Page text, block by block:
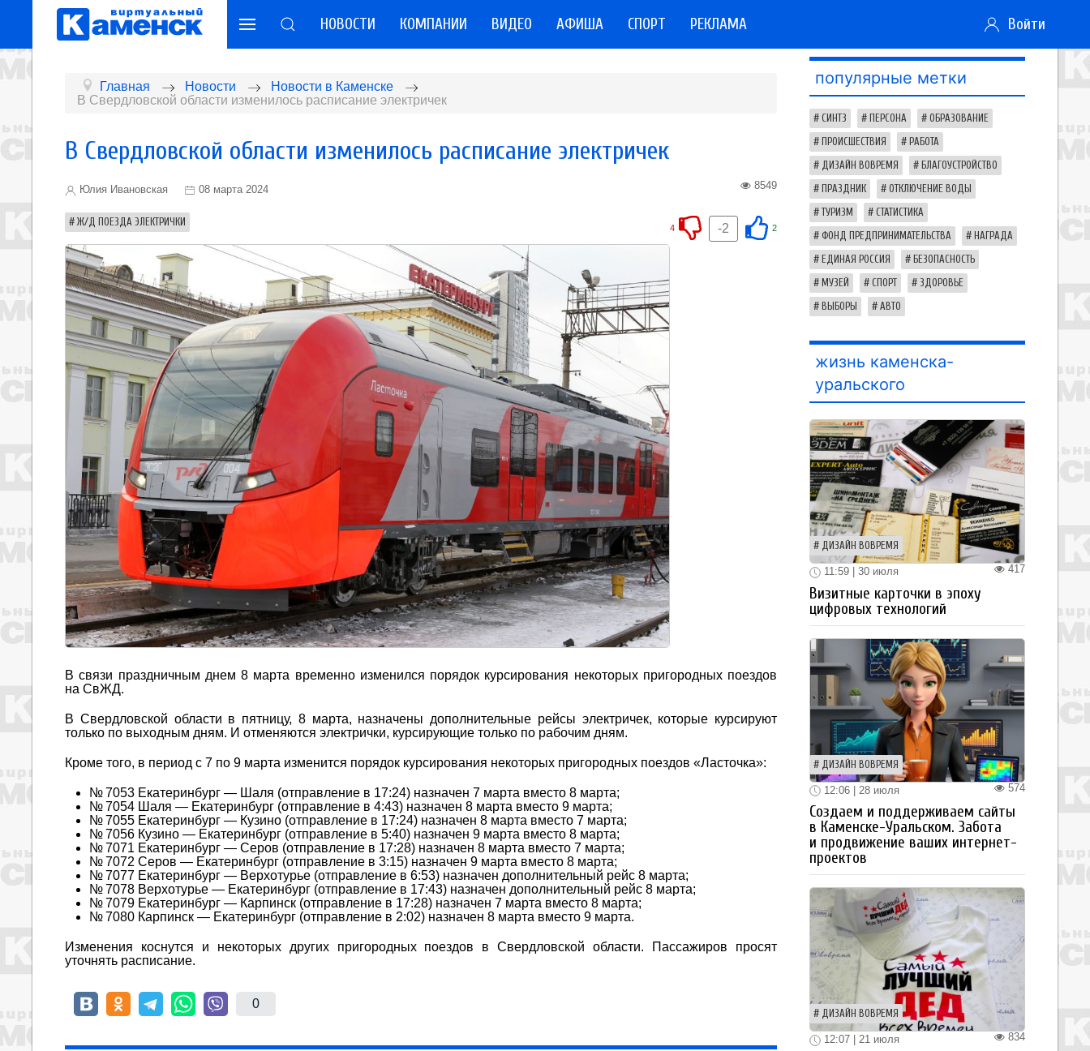
НОВОСТИ КОМПАНИИ ВИДЕО АФИША СПОРТ РЕКЛАМА Войти
Главная Новости
Новости в Каменске
В Свердловской области изменилось расписание электричек
В Свердловской области изменилось расписание электричек
Юлия Ивановская 08 марта 2024 8549
Ж/Д ПОЕЗДА ЭЛЕКТРИЧКИ 2
-2
4
В связи праздничным днем 8 марта временно изменился порядок курсирования некоторых пригородных поездов
на СвЖД.
В Свердловской области в пятницу, 8 марта, назначены дополнительные рейсы электричек, которые курсируют
только по выходным дням. И отменяются электрички, курсирующие только по рабочим дням.
Кроме того, в период с 7 по 9 марта изменится порядок курсирования некоторых пригородных поездов «Ласточка»:
№ 7053 Екатеринбург — Шаля (отправление в 17:24) назначен 7 марта вместо 8 марта;
№ 7054 Шаля — Екатеринбург (отправление в 4:43) назначен 8 марта вместо 9 марта;
№ 7055 Екатеринбург — Кузино (отправление в 17:24) назначен 8 марта вместо 7 марта;
№ 7056 Кузино — Екатеринбург (отправление в 5:40) назначен 9 марта вместо 8 марта;
№ 7071 Екатеринбург — Серов (отправление в 17:28) назначен 8 марта вместо 7 марта;
№ 7072 Серов — Екатеринбург (отправление в 3:15) назначен 9 марта вместо 8 марта;
№ 7077 Екатеринбург — Верхотурье (отправление в 6:53) назначен дополнительный рейс 8 марта;
№ 7078 Верхотурье — Екатеринбург (отправление в 17:43) назначен дополнительный рейс 8 марта;
№ 7079 Екатеринбург — Карпинск (отправление в 17:28) назначен 7 марта вместо 8 марта;
№ 7080 Карпинск — Екатеринбург (отправление в 2:02) назначен 8 марта вместо 9 марта.
Изменения коснутся и некоторых других пригородных поездов в Свердловской области. Пассажиров просят
уточнять расписание.
0
популярные метки
СИНТЗ ПЕРСОНА ОБРАЗОВАНИЕ
ПРОИСШЕСТВИЯ РАБОТА
ДИЗАЙН ВОВРЕМЯ БЛАГОУСТРОЙСТВО
ПРАЗДНИК ОТКЛЮЧЕНИЕ ВОДЫ
ТУРИЗМ СТАТИСТИКА
ФОНД ПРЕДПРИНИМАТЕЛЬСТВА НАГРАДА
ЕДИНАЯ РОССИЯ БЕЗОПАСНОСТЬ
МУЗЕЙ СПОРТ ЗДОРОВЬЕ
ВЫБОРЫ АВТО
жизнь каменска-
уральского
ДИЗАЙН ВОВРЕМЯ
417
11:59 | 30 июля
Визитные карточки в эпоху
цифровых технологий
ДИЗАЙН ВОВРЕМЯ
574
12:06 | 28 июля
Создаем и поддерживаем сайты
в Каменске-Уральском. Забота
и продвижение ваших интернет-
проектов
ДИЗАЙН ВОВРЕМЯ
834
12:07 | 21 июля